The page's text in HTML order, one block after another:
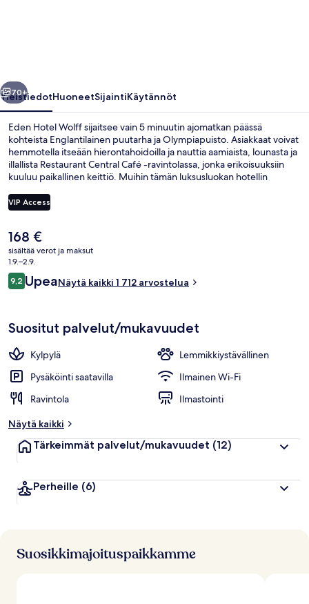
Seuraava
70+
YleistiedotHuoneetSijaintiKäytännöt
Eden Hotel Wolff sijaitsee vain 5 minuutin ajomatkan päässä
kohteista Englantilainen puutarha ja Olympiapuisto. Asiakkaat voivat
hemmotella itseään hierontahoidoilla ja nauttia aamiaista, lounasta ja
illallista Restaurant Central Café -ravintolassa, jonka erikoisuuksiin
kuuluu paikallinen keittiö. Muihin tämän luksusluokan hotellin
pitävät majoituspaikasta sen keskeisen sijainnin ja lähialueen
nähtävyyksien vuoksi ja siksi, että se sijaitsee lähellä julkisen
sijaitsee muutaman askeleen päässä ja Hauptbahnhofin U-Bahn-
asema 4 minuutin kävelymatkan päässä.
VIP Access
Nykyinen
hinta
on
168 €
168 €
sisältää verot ja maksut
1.9.–2.9.
Arvostelut
9,29,2 kautta 10.
UpeaNäytä kaikki 1 712 arvostelua
Suositut palvelut/mukavuudet
Kylpylä
Lemmikkiystävällinen
Pysäköinti saatavilla
Ilmainen Wi-Fi
Ravintola
Ilmastointi
Näytä kaikki
Tärkeimmät palvelut/mukavuudet (12)
Perheille (6)
Suosikkimajoituspaikkamme